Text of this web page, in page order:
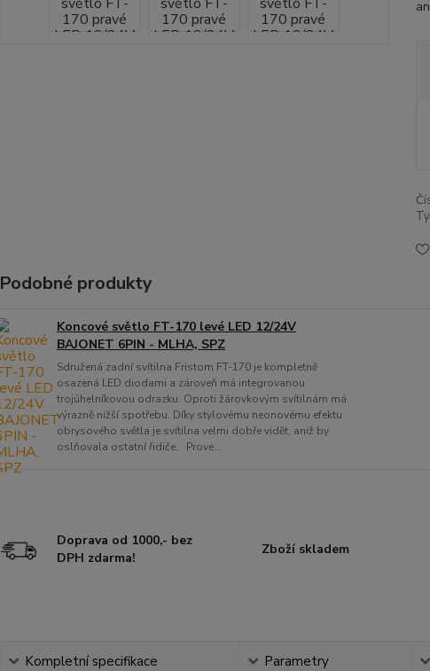
Podobné produkty
Koncové světlo FT-170 levé LED 12/24V
BAJONET 6PIN - MLHA, SPZ
Sdružená zadní svítilna Fristom FT-170 je kompletně
osazená LED diodami a zároveň má integrovanou
trojúhelníkovou odrazku. Oproti žárovkovým svítilnám má
výrazně nižší spotřebu. Díky stylovému neonovému efektu
obrysového světla je svítilna velmi dobře vidět, aniž by
oslňovala ostatní řidiče. Prove...
Doprava od 1000,- bez
DPH zdarma!
Zboží skladem
Kompletní specifikace Parametry